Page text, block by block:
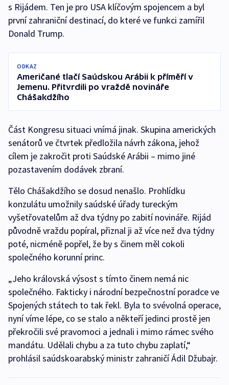
s Rijádem. Ten je pro USA klíčovým spojencem a byl
první zahraniční destinací, do které ve funkci zamířil
Donald Trump.
ODKAZ
Američané tlačí Saúdskou Arábii k příměří v
Jemenu. Přitvrdili po vraždě novináře
Chášakdžího
Část Kongresu situaci vnímá jinak. Skupina amerických
senátorů ve čtvrtek předložila návrh zákona, jehož
cílem je zakročit proti Saúdské Arábii – mimo jiné
pozastavením dodávek zbraní.
Tělo Chášakdžího se dosud nenašlo. Prohlídku
konzulátu umožnily saúdské úřady tureckým
vyšetřovatelům až dva týdny po zabití novináře. Rijád
původně vraždu popíral, přiznal ji až více než dva týdny
poté, nicméně popřel, že by s činem měl cokoli
společného korunní princ.
„Jeho královská výsost s tímto činem nemá nic
společného. Fakticky i národní bezpečnostní poradce ve
Spojených státech to tak řekl. Byla to svévolná operace,
nyní víme lépe, co se stalo a někteří jedinci prostě jen
překročili své pravomoci a jednali i mimo rámec svého
mandátu. Udělali chybu a za tuto chybu zaplatí,“
prohlásil saúdskoarabský ministr zahraničí Ádil Džubajr.